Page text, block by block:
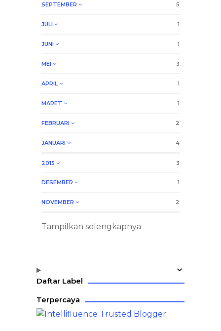
SEPTEMBER 5
JULI 1
JUNI 1
MEI 3
APRIL 1
MARET 1
FEBRUARI 2
JANUARI 4
2015 3
DESEMBER 1
NOVEMBER 2
Tampilkan selengkapnya
Daftar Label
Terpercaya